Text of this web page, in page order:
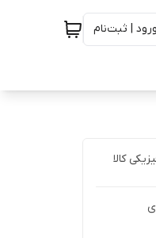
ورود | ثبت‌نام
کالا